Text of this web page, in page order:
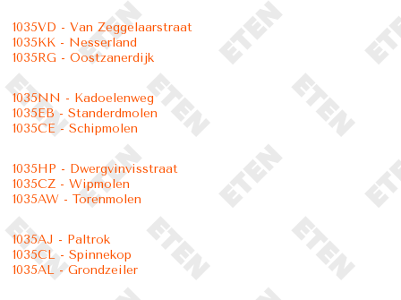
1035VD - Van Zeggelaarstraat
1035KK - Nesserland
1035RG - Oostzanerdijk
1035NN - Kadoelenweg
1035EB - Standerdmolen
1035CE - Schipmolen
1035HP - Dwergvinvisstraat
1035CZ - Wipmolen
1035AW - Torenmolen
1035AJ - Paltrok
1035CL - Spinnekop
1035AL - Grondzeiler